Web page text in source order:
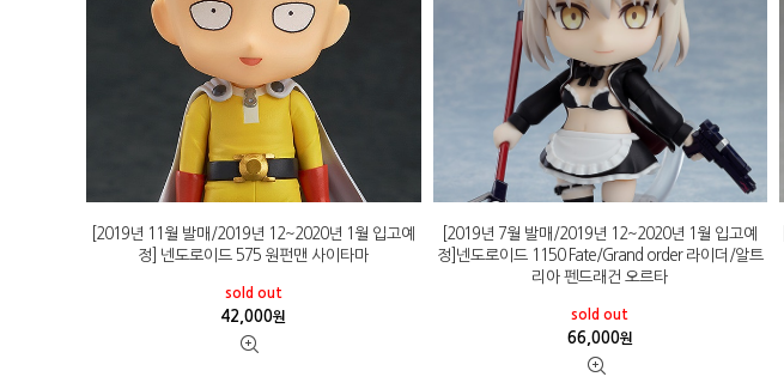
[2019년 11월 발매/2019년 12~2020년 1월 입고예
정] 넨도로이드 575 원펀맨 사이타마
sold out
42,000원
[2019년 7월 발매/2019년 12~2020년 1월 입고예
정]넨도로이드 1150 Fate/Grand order 라이더/알트
리아 펜드래건 오르타
sold out
66,000원